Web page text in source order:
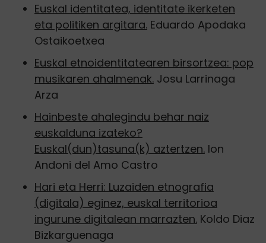
Euskal identitatea, identitate ikerketen
eta politiken argitara.Eduardo Apodaka
Ostaikoetxea
Euskal etnoidentitatearen birsortzea: pop
musikaren ahalmenak.Josu Larrinaga
Arza
Hainbeste ahalegindu behar naiz
euskalduna izateko?
Euskal(dun)tasuna(k) aztertzen.Ion
Andoni del Amo Castro
Hari eta Herri: Luzaiden etnografia
(digitala) eginez, euskal territorioa
ingurune digitalean marrazten.Koldo Diaz
Bizkarguenaga